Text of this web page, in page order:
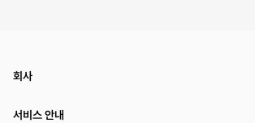
회사
서비스 안내